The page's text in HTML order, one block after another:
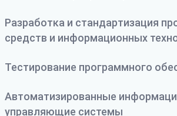
Разработка и стандартизация
средств и информационных
Тестирование программного
Автоматизированные
управляющие системы